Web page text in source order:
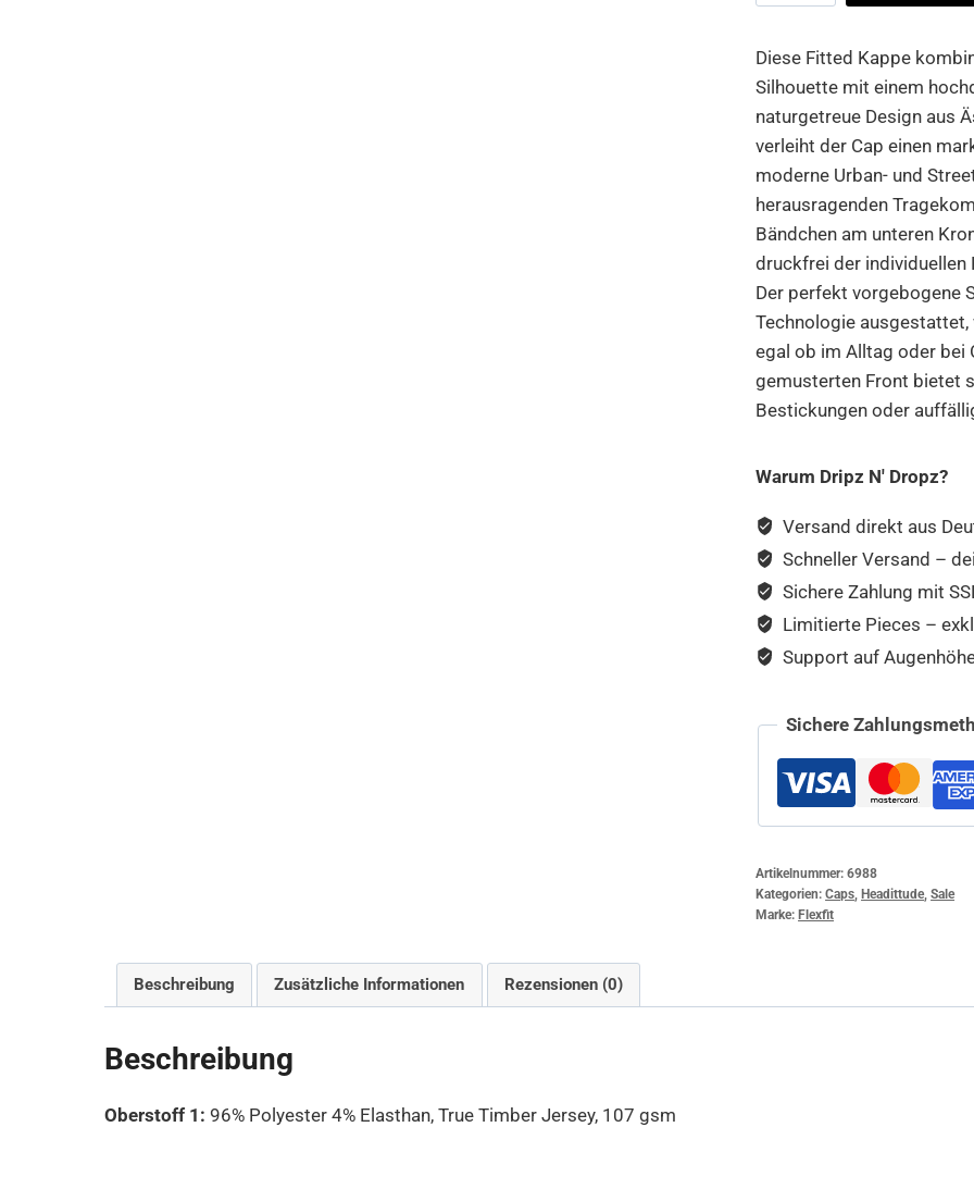
Camo
Menge
Diese Fitted Kappe
Silhouette mit einem
naturgetreue Design aus
verleiht der Cap einen
moderne Urban- und
herausragenden
Bändchen am unteren
druckfrei der individuellen
Der perfekt vorgebogene
Technologie
egal ob im Alltag oder bei
gemusterten Front bietet
Bestickungen oder
Warum Dripz N' Dropz?
Versand direkt aus
Schneller Versand –
Sichere Zahlung mit
Limitierte Pieces –
Support auf
Sichere
Artikelnummer:6988
Kategorien:Caps ,Headittude,Sale
Marke:Flexfit
Beschreibung Zusätzliche Informationen Rezensionen (0)
Beschreibung
Oberstoff 1: 96% Polyester 4% Elasthan, True Timber Jersey, 107 gsm